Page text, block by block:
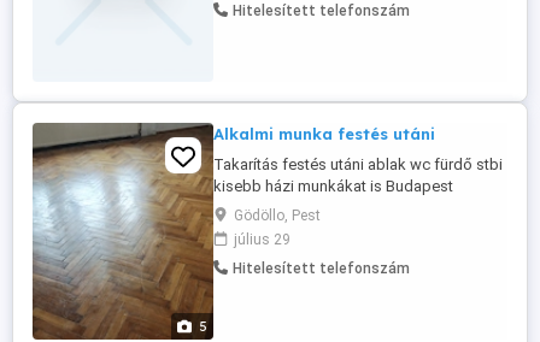
svéd masszázst végeznek. Varom
Hitelesített telefonszám
5
Alkalmi munka festés utáni
Takarítás festés utáni ablak wc fürdő stbi
kisebb házi munkákat is Budapest
környékén is vagy távolabbi kerületek is
szóba jöhetnek 06705707655 ön elérhető
vagyok
Gödöllo, Pest
július 29
Hitelesített telefonszám